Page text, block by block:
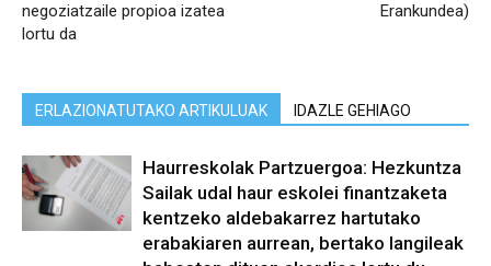
negoziatzaile propioa izatea
lortu da
Erankundea)
ERLAZIONATUTAKO ARTIKULUAK IDAZLE GEHIAGO
Haurreskolak Partzuergoa: Hezkuntza
Sailak udal haur eskolei finantzaketa
kentzeko aldebakarrez hartutako
erabakiaren aurrean, bertako langileak